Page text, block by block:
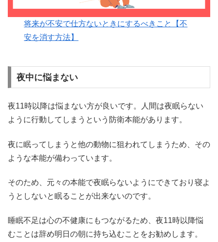
将来が不安で仕方ないときにするべきこと【不
安を消す方法】
夜中に悩まない
夜11時以降は悩まない方が良いです。人間は夜眠らない
ように行動してしまうという防衛本能があります。
夜に眠ってしまうと他の動物に狙われてしまうため、その
ような本能が備わっています。
そのため、元々の本能で夜眠らないようにできており寝よ
うとしないと眠ることが出来ないのです。
睡眠不足は心の不健康にもつながるため、夜11時以降悩
むことは辞め明日の朝に持ち込むことをお勧めします。